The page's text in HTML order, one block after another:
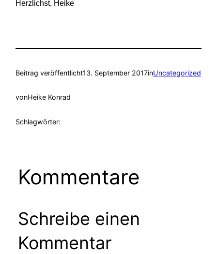
Herzlichst, Heike
Beitrag veröffentlicht13. September 2017inUncategorized
vonHeike Konrad
Schlagwörter:
Kommentare
Schreibe einen
Kommentar